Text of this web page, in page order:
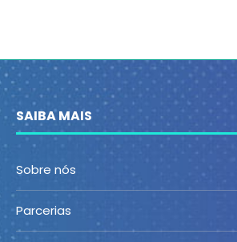
SAIBA MAIS
Sobre nós
Parcerias